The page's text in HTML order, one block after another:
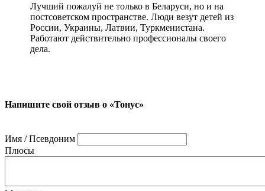
Лучший пожалуй не только в Беларуси, но и на
постсоветском пространстве. Люди везут детей из
России, Украины, Латвии, Туркменистана.
Работают действительно профессионалы своего
дела.
Напишите свой отзыв о «Тонус»
Имя / Псевдоним
Плюсы